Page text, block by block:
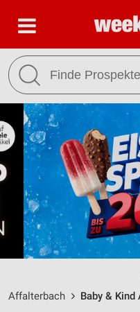
Affalterbach Baby &